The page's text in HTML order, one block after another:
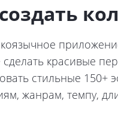
сделать красивые
стильные 150+
жанрам, темпу,